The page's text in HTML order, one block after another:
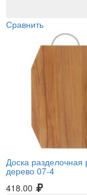
Сравнить
Доска
дерево 07-4
418.00